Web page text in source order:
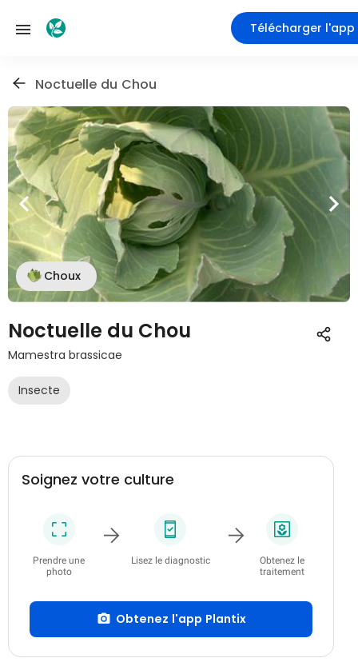
Télécharger l'app
Noctuelle du Chou
Choux
Noctuelle du Chou
Mamestra brassicae
Insecte
Soignez votre culture
Prendre une
photo
Lisez le diagnostic
Obtenez le
traitement
Obtenez l'app Plantix